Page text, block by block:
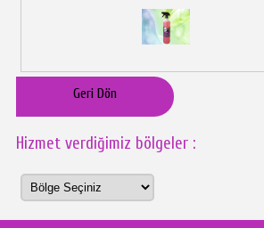
Geri Dön
Hizmet verdiğimiz bölgeler :